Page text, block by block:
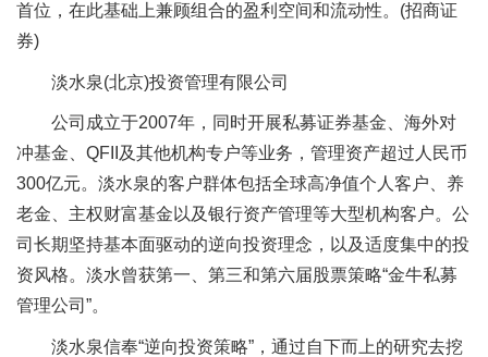
首位，在此基础上兼顾组合的盈利空间和流动性。(招商证
券)
淡水泉(北京)投资管理有限公司
公司成立于2007年，同时开展私募证券基金、海外对
冲基金、QFII及其他机构专户等业务，管理资产超过人民币
300亿元。淡水泉的客户群体包括全球高净值个人客户、养
老金、主权财富基金以及银行资产管理等大型机构客户。公
司长期坚持基本面驱动的逆向投资理念，以及适度集中的投
资风格。淡水曾获第一、第三和第六届股票策略“金牛私募
管理公司”。
淡水泉信奉“逆向投资策略”，通过自下而上的研究去挖